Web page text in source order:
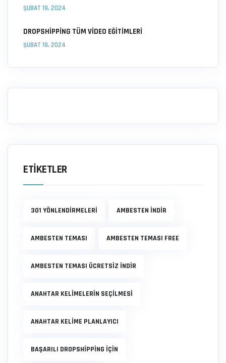
ŞUBAT 19, 2024
DROPSHIPPING TÜM VIDEO EĞITIMLERI
ŞUBAT 19, 2024
ETIKETLER
301 YÖNLENDIRMELERI AMBESTEN INDIR
AMBESTEN TEMASI AMBESTEN TEMASI FREE
AMBESTEN TEMASI ÜCRETSIZ INDIR
ANAHTAR KELIMELERIN SEÇILMESI
ANAHTAR KELIME PLANLAYICI
BAŞARILI DROPSHIPPING IÇIN